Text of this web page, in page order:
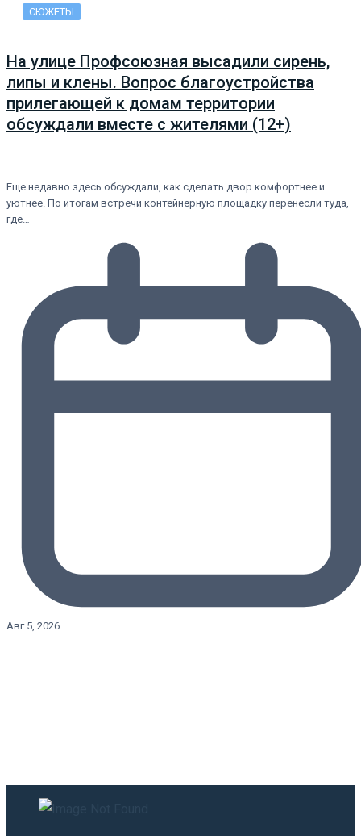
СЮЖЕТЫ
На улице Профсоюзная высадили сирень,
липы и клены. Вопрос благоустройства
прилегающей к домам территории
обсуждали вместе с жителями (12+)
Еще недавно здесь обсуждали, как сделать двор комфортнее и
уютнее. По итогам встречи контейнерную площадку перенесли туда,
где…
Авг 5, 2026